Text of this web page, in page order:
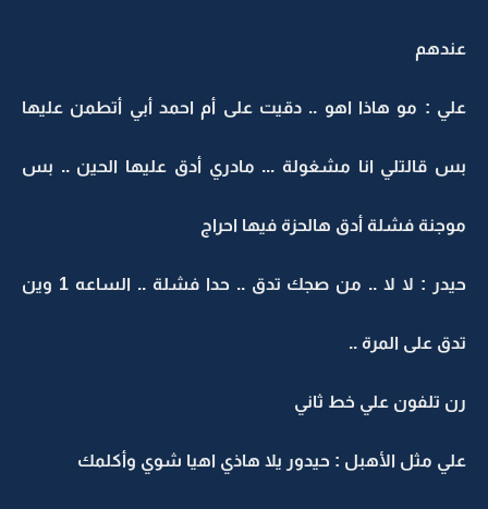
عندهم
علي : مو هاذا اهو .. دقيت على أم احمد أبي أتطمن عليها
بس قالتلي انا مشغولة ... مادري أدق عليها الحين .. بس
موجنة فشلة أدق هالحزة فيها احراج
حيدر : لا لا .. من صجك تدق .. حدا فشلة .. الساعه 1 وين
تدق على المرة ..
رن تلفون علي خط ثاني
علي مثل الأهبل : حيدور يلا هاذي اهيا شوي وأكلمك